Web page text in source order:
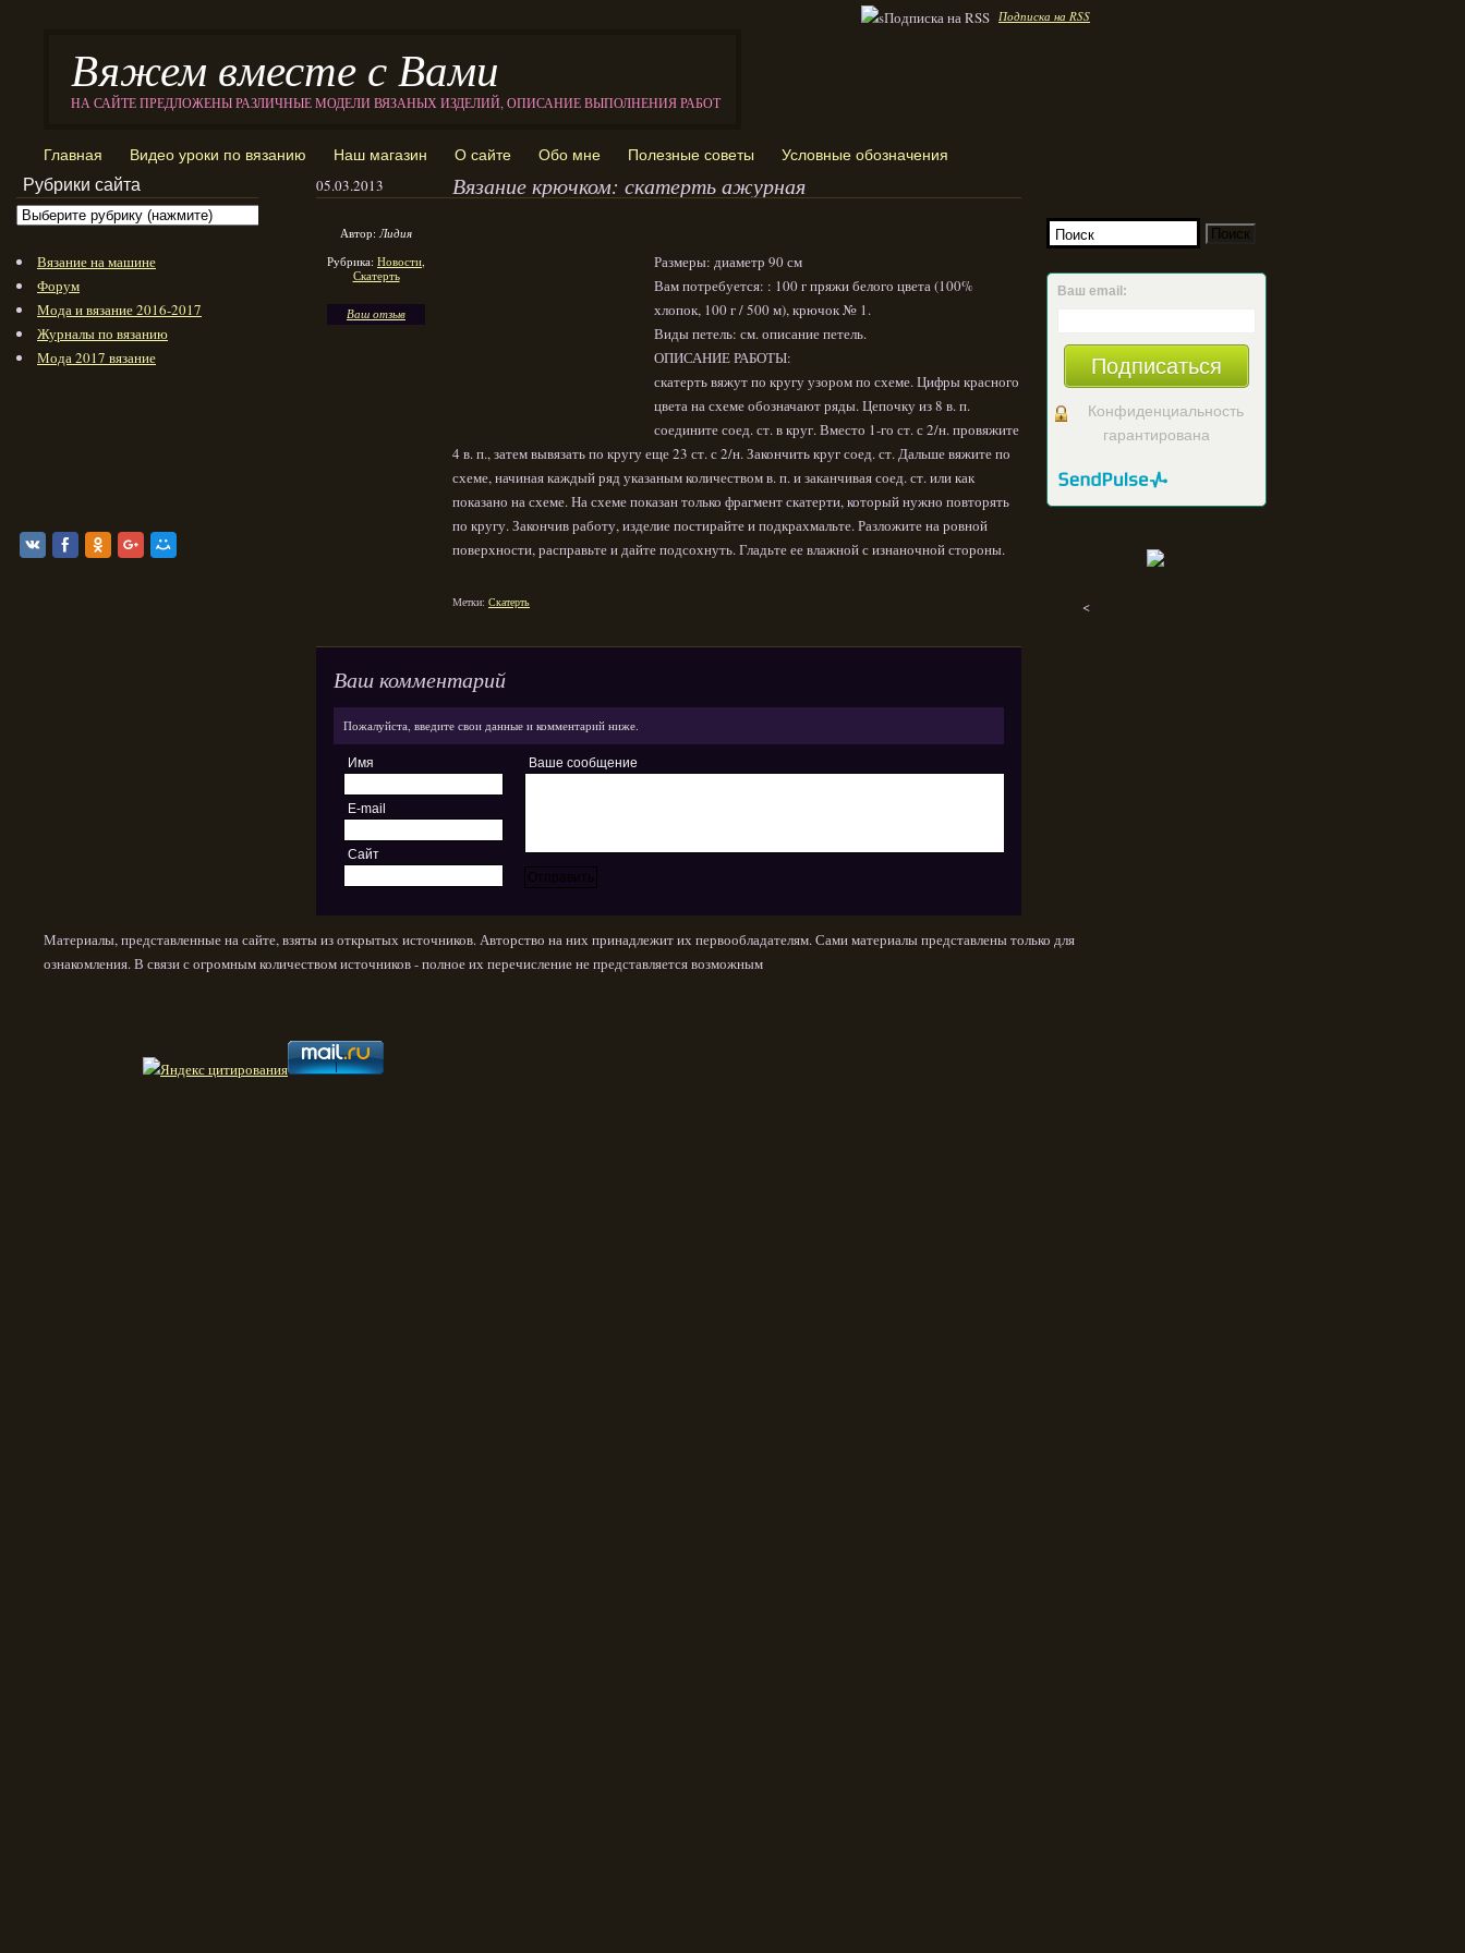
Подписка на RSS
Вяжем вместе с Вами
НА САЙТЕ ПРЕДЛОЖЕНЫ РАЗЛИЧНЫЕ МОДЕЛИ ВЯЗАНЫХ ИЗДЕЛИЙ, ОПИСАНИЕ ВЫПОЛНЕНИЯ РАБОТ
Главная Видео уроки по вязанию Наш магазин О сайте Обо мне Полезные советы Условные обозначения
05.03.2013 Вязание крючком: скатерть ажурная
Автор:Лидия
Рубрика: Новости,
Скатерть
Ваш отзыв
Размеры: диаметр 90 см
Вам потребуется: : 100 г пряжи белого цвета (100%
хлопок, 100 г / 500 м), крючок № 1.
Виды петель: см. описание петель.
ОПИСАНИЕ РАБОТЫ:
скатерть вяжут по кругу узором по схеме. Цифры красного
цвета на схеме обозначают ряды. Цепочку из 8 в. п.
соедините соед. ст. в круг. Вместо 1-го ст. с 2/н. провяжите
4 в. п., затем вывязать по кругу еще 23 ст. с 2/н. Закончить круг соед. ст. Дальше вяжите по
схеме, начиная каждый ряд указаным количеством в. п. и заканчивая соед. ст. или как
показано на схеме. На схеме показан только фрагмент скатерти, который нужно повторять
по кругу. Закончив работу, изделие постирайте и подкрахмальте. Разложите на ровной
поверхности, расправьте и дайте подсохнуть. Гладьте ее влажной с изнаночной стороны.
Метки: Скатерть
Ваш комментарий
Пожалуйста, введите свои данные и комментарий ниже.
Имя
E-mail
Сайт
Ваше сообщение
Ваш email:
Подписаться
Конфиденциальность
гарантирована
<
Рубрики сайта
Вязание на машине
Форум
Мода и вязание 2016-2017
Журналы по вязанию
Мода 2017 вязание
Материалы, представленные на сайте, взяты из открытых источников. Авторство на них принадлежит их первообладателям. Сами материалы представлены только для
ознакомления. В связи с огромным количеством источников - полное их перечисление не представляется возможным